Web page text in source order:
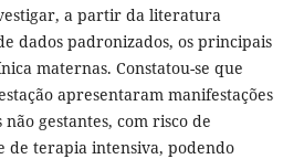
a partir da literatura
dados padronizados, os principais
maternas. Constatou-se que
apresentaram manifestações
gestantes, com risco de
de terapia intensiva, podendo